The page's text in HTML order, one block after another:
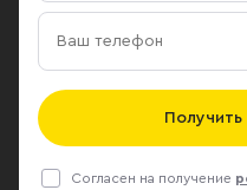
Согласен на получение